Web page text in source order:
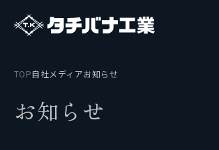
TOP自社メディアお知らせ
お知 ら せ